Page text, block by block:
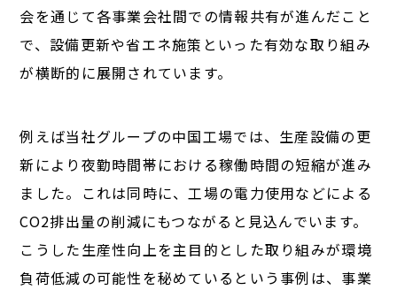
会を通じて各事業会社間での情報共有が進んだこと
で、設備更新や省エネ施策といった有効な取り組み
が横断的に展開されています。
例えば当社グループの中国工場では、生産設備の更
新により夜勤時間帯における稼働時間の短縮が進み
ました。これは同時に、工場の電力使用などによる
CO2排出量の削減にもつながると見込んでいます。
こうした生産性向上を主目的とした取り組みが環境
負荷低減の可能性を秘めているという事例は、事業